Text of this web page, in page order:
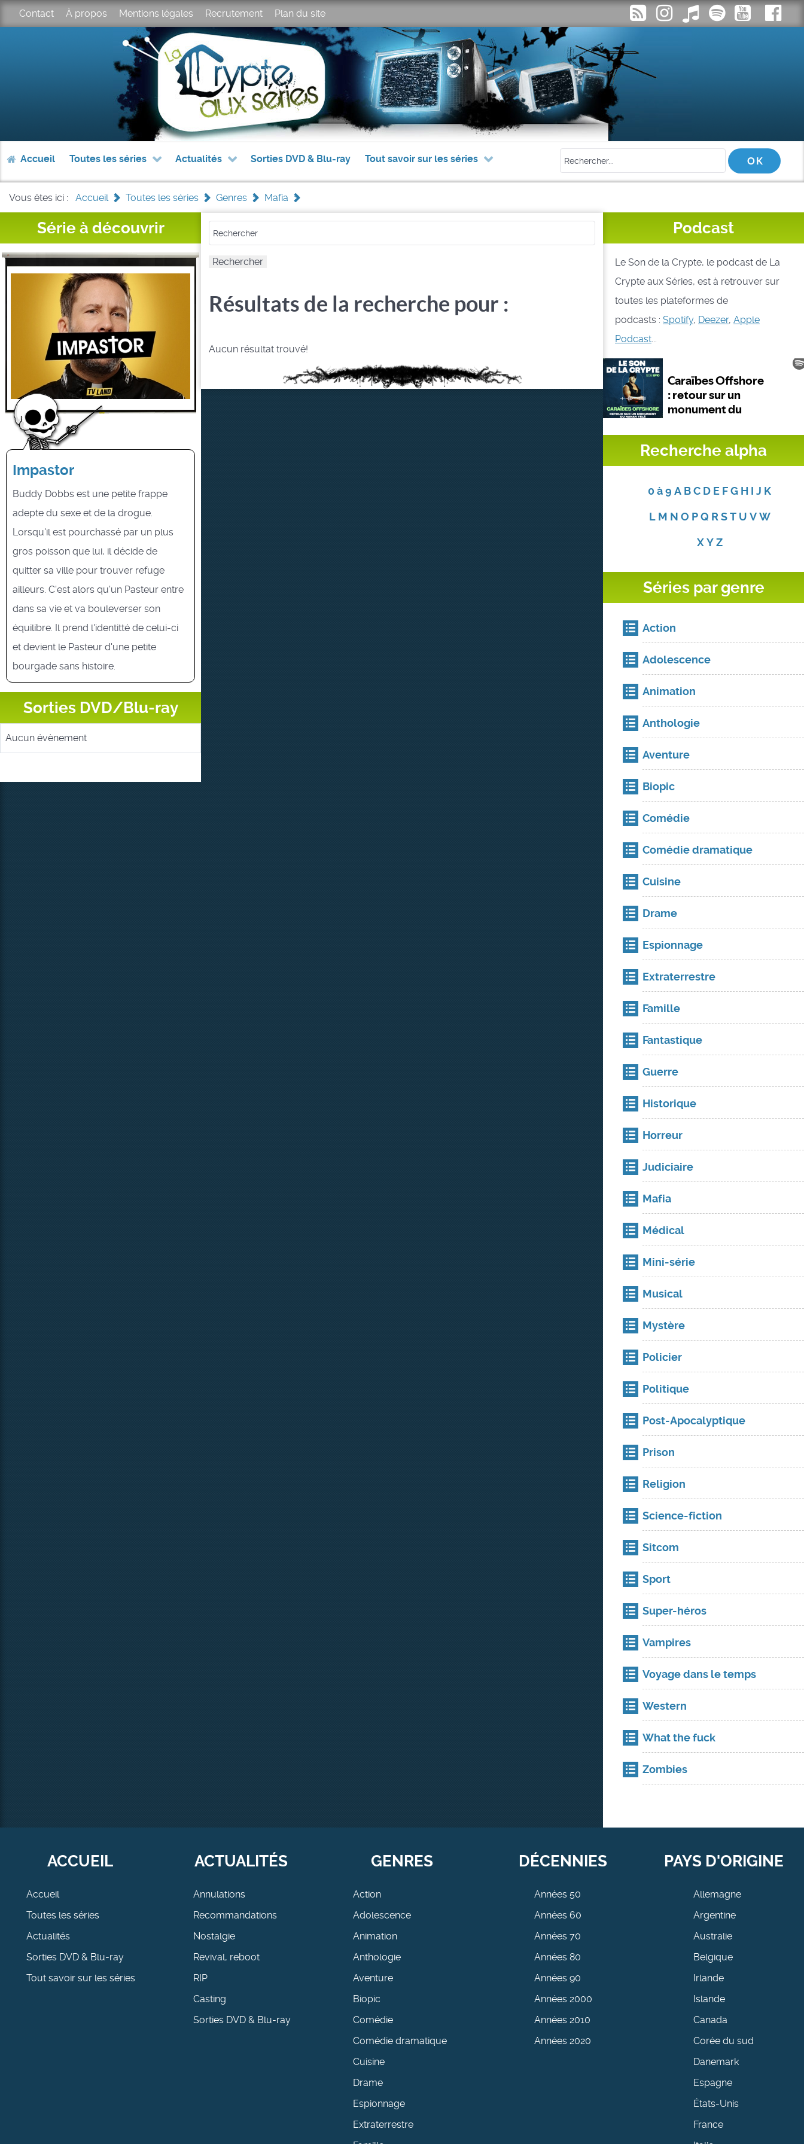
Contact À propos Mentions légales Recrutement Plan du site
Accueil Toutes les séries Actualités Sorties DVD & Blu-ray Tout savoir sur les séries
Vous êtes ici : Accueil > Toutes les séries > Genres > Mafia >
Série à découvrir
Impastor
Buddy Dobbs est une petite frappe
adepte du sexe et de la drogue.
Lorsqu'il est pourchassé par un plus
gros poisson que lui, il décide de
quitter sa ville pour trouver refuge
ailleurs. C'est alors qu'un Pasteur entre
dans sa vie et va bouleverser son
équilibre. Il prend l'identitté de celui-ci
et devient le Pasteur d'une petite
bourgade sans histoire.
Sorties DVD/Blu-ray
Aucun évènement
Résultats de la recherche pour :
Aucun résultat trouvé!
Podcast
Le Son de la Crypte, le podcast de La
Crypte aux Séries, est à retrouver sur
toutes les plateformes de
podcasts : Spotify, Deezer, Apple
Podcast...
Recherche alpha
0 à 9 A BC D E FG H I J K
L M N O P Q R S T U V W
X Y Z
Séries par genre
Action
Adolescence
Animation
Anthologie
Aventure
Biopic
Comédie
Comédie dramatique
Cuisine
Drame
Espionnage
Extraterrestre
Famille
Fantastique
Guerre
Historique
Horreur
Judiciaire
Mafia
Médical
Mini-série
Musical
Mystère
Policier
Politique
Post-Apocalyptique
Prison
Religion
Science-fiction
Sitcom
Sport
Super-héros
Vampires
Voyage dans le temps
Western
What the fuck
Zombies
ACCUEIL
Accueil
Toutes les séries
Actualités
Sorties DVD & Blu-ray
Tout savoir sur les séries
ACTUALITÉS
Annulations
Recommandations
Nostalgie
Revival, reboot
RIP
Casting
Sorties DVD & Blu-ray
GENRES
Action
Adolescence
Animation
Anthologie
Aventure
Biopic
Comédie
Comédie dramatique
Cuisine
Drame
Espionnage
Extraterrestre
DÉCENNIES
Années 50
Années 60
Années 70
Années 80
Années 90
Années 2000
Années 2010
Années 2020
PAYS D'ORIGINE
Allemagne
Argentine
Australie
Belgique
Irlande
Islande
Canada
Corée du sud
Danemark
Espagne
États-Unis
France